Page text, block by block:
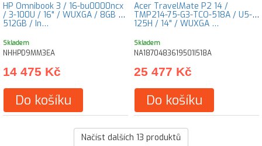
HP Omnibook 3 / 16-bu0000ncx
/ 3-100U / 16" / WUXGA / 8GB /
512GB / In…
Skladem
NHHPD9MM3EA
14 475 Kč
Do košíku
Acer TravelMate P2 14 /
TMP214-75-G3-TCO-518A / U5-
125H / 14" / WUXGA …
Skladem
NA1870483619501I518A
25 477 Kč
Do košíku
Načíst dalších 13 produktů